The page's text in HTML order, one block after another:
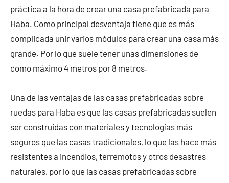
práctica a la hora de crear una casa prefabricada para
Haba. Como principal desventaja tiene que es más
complicada unir varios módulos para crear una casa más
grande. Por lo que suele tener unas dimensiones de
como máximo 4 metros por 8 metros.
Una de las ventajas de las casas prefabricadas sobre
ruedas para Haba es que las casas prefabricadas suelen
ser construidas con materiales y tecnologías más
seguros que las casas tradicionales, lo que las hace más
resistentes a incendios, terremotos y otros desastres
naturales, por lo que las casas prefabricadas sobre